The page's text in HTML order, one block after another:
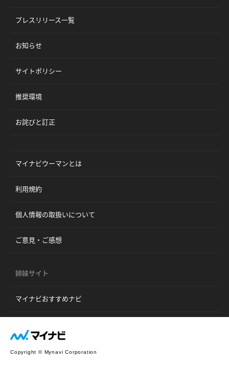
プレスリリース一覧
お知らせ
サイトポリシー
推奨環境
お詫びと訂正
マイナビウーマンとは
利用規約
個人情報の取扱いについて
ご意見・ご感想
姉妹サイト
マイナビおすすめナビ
Copyright © Mynavi Corporation